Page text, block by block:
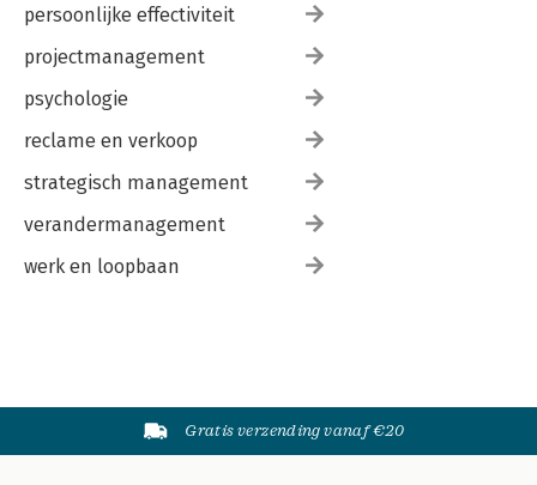
persoonlijke effectiviteit
projectmanagement
psychologie
reclame en verkoop
strategisch management
verandermanagement
werk en loopbaan
Gratis verzending vanaf €20